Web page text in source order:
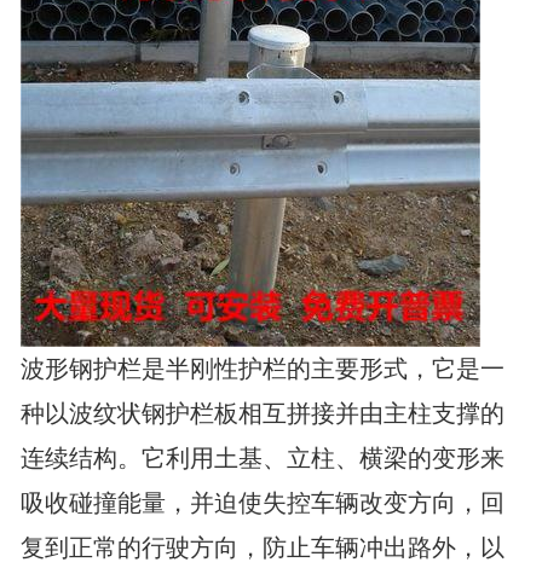
波形钢护栏是半刚性护栏的主要形式，它是一
种以波纹状钢护栏板相互拼接并由主柱支撑的
连续结构。它利用土基、立柱、横梁的变形来
吸收碰撞能量，并迫使失控车辆改变方向，回
复到正常的行驶方向，防止车辆冲出路外，以